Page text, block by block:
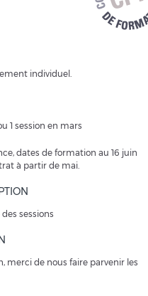
individuel.
1 session en mars
dates de formation au 16 juin
à partir de mai.
sessions
merci de nous faire parvenir les